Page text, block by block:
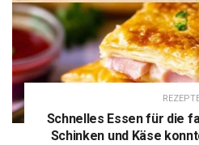
Schnelles Essen für die
Schinken und Käse